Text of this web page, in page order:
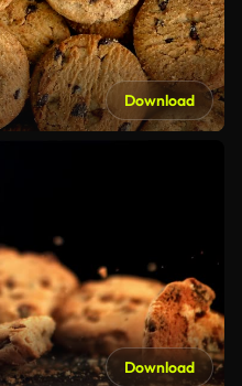
Download
Download